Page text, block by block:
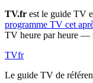
TV.fr est le guide TV
programme TV cet
TV heure par heure —
TVfr
Le guide TV de